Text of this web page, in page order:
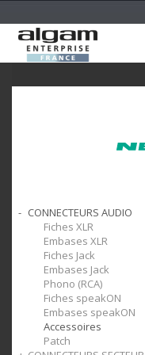
CONNECTEURS AUDIO
Fiches XLR
Embases XLR
Fiches Jack
Embases Jack
Phono (RCA)
Fiches speakON
Embases speakON
Accessoires
Patch